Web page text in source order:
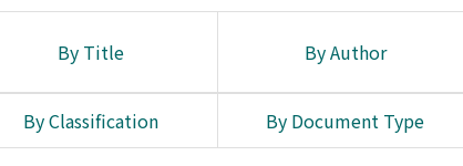
By Title By Author
By Classification By Document Type